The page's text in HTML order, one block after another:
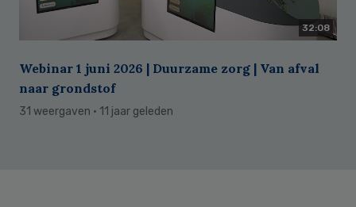
32:08
Webinar 1 juni 2026 | Duurzame zorg | Van afval
naar grondstof
31 weergaven · 11 jaar geleden